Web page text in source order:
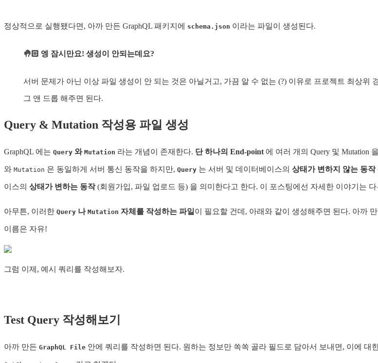
정상적으로 실행됐다면, 아까 만든 GraphQL 패키지에 schema.json 이라는 파일이 생성된다.
🤚🏻 엥 잠시만요! 생성이 안되는데요?
서버 문제가 아닌 이상 파일 생성이 안 되는 것은 아닐거고, 가끔 알 수 없는 (?) 이유로 프로젝트 최상위
그 앤 드롭 해주면 된다.
Query & Mutation 작성용 파일 생성
GraphQL 에는 Query 와 Mutation 라는 개념이 존재한다. 단 하나의 End-point 에 여러 개의 Query 및 Mutation 을
와 Mutation 은 동일하게 서버 통신 동작을 하지만, Query 는 서버 및 데이터베이스의 상태가 변하지 않는 동작
이스의 상태가 변하는 동작(회원가입, 파일 업로드 등) 을 의미한다고 한다. 이 포스팅에선 자세한 이야기는
아무튼, 이러한 Query 나 Mutation 자체를 작성하는 파일 이 필요할 건데, 아래와 같이 생성해주면 된다. 아까
이름은 자유!
그럼 이제, 예시 쿼리를 작성해보자.
Test Query 작성해보기
아까 만든 GraphQL File 안에 쿼리를 작성하면 된다. 원하는 정보만 쏙쏙 골라 필드로 담아서 보내면, 이에 대